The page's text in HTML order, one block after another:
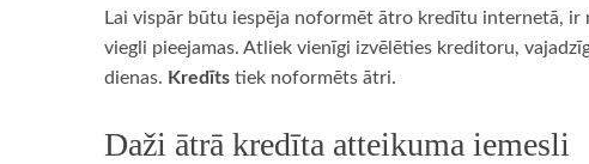
Lai vispār būtu iespēja noformēt ātro kredītu internetā,
viegli pieejamas. Atliek vienīgi izvēlēties kreditoru,
dienas. Kredīts tiek noformēts ātri.
Daži ātrā kredīta atteikuma iemesli